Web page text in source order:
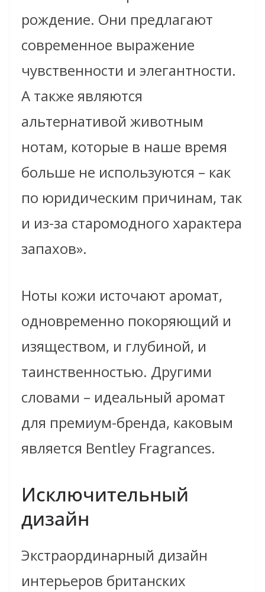
рождение. Они предлагают
современное выражение
чувственности и элегантности.
А также являются
альтернативой животным
нотам, которые в наше время
больше не используются – как
по юридическим причинам, так
и из-за старомодного характера
запахов».
Ноты кожи источают аромат,
одновременно покоряющий и
изяществом, и глубиной, и
таинственностью. Другими
словами – идеальный аромат
для премиум-бренда, каковым
является Bentley Fragrances.
Исключительный
дизайн
Экстраординарный дизайн
интерьеров британских